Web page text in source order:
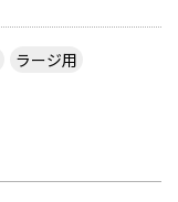
ラージ用